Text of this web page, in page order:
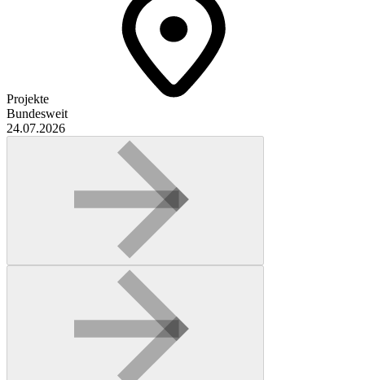
Projekte
Bundesweit
24.07.2026